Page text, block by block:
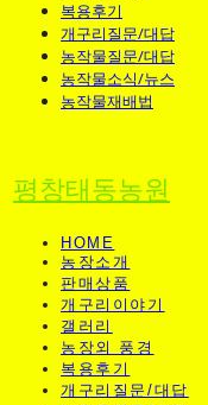
복용후기
개구리질문/대답
농작물질문/대답
농작물소식/뉴스
농작물재배법
평창태동농원
HOME
농장소개
판매상품
개구리이야기
갤러리
농장외 풍경
복용후기
개구리질문/대답